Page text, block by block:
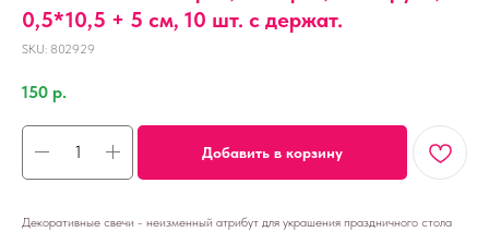
0,5*10,5 + 5 см, 10 шт. с держат.
SKU: 802929
150 р.
Добавить в корзину
Декоративные свечи - неизменный атрибут для украшения праздничного стола